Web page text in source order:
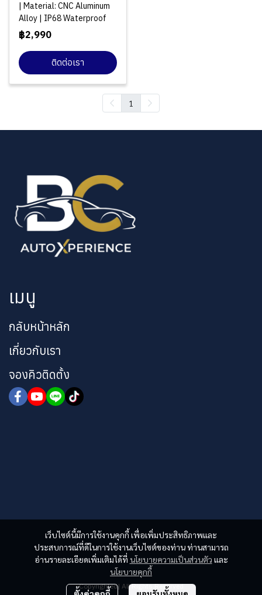
| Material: CNC Aluminum
Alloy | IP68 Waterproof
฿2,990
ติดต่อเรา
1
เว็บไซต์นี้มีการใช้งานคุกกี้ เพื่อเพิ่มประสิทธิภาพและ
ประสบการณ์ที่ดีในการใช้งานเว็บไซต์ของท่าน ท่านสามารถ
อ่านรายละเอียดเพิ่มเติมได้ที่ นโยบายความเป็นส่วนตัว และ
นโยบายคุกกี้
เมนู
กลับหน้าหลัก
เกี่ยวกับเรา
จองคิวติดตั้ง
Copyrighted| All Rights Reserved